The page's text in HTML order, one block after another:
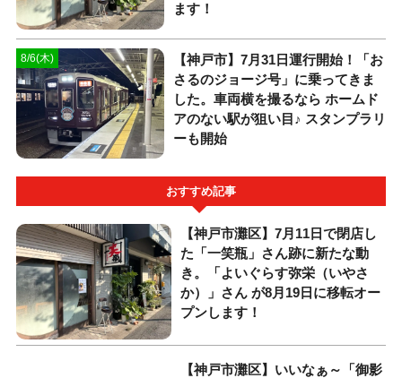
ます！
8/6(木)
【神戸市】7月31日運行開始！「お
さるのジョージ号」に乗ってきま
した。車両横を撮るなら ホームド
アのない駅が狙い目♪ スタンプラリ
ーも開始
おすすめ記事
【神戸市灘区】7月11日で閉店し
た「一笑瓶」さん跡に新たな動
き。「よいぐらす弥栄（いやさ
か）」さん が8月19日に移転オー
プンします！
【神戸市灘区】いいなぁ～「御影